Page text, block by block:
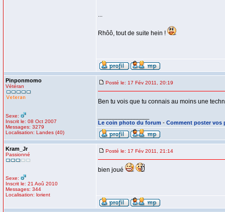
...
Rhôô, tout de suite hein !
Pinponmomo
Vétéran
Sexe:
Inscrit le: 08 Oct 2007
Messages: 3279
Localisation: Landes (40)
Posté le: 17 Fév 2011, 20:19
Ben tu vois que tu connais au moins une
Le coin photo du forum - Comment poster vos
Kram_Jr
Passionné
Sexe:
Inscrit le: 21 Aoû 2010
Messages: 344
Localisation: lorient
Posté le: 17 Fév 2011, 21:14
bien joué